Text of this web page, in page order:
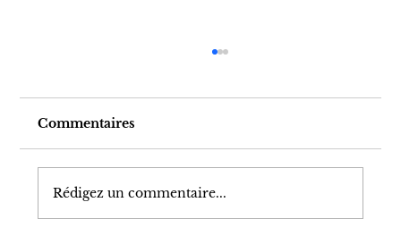
Commentaires
Rédigez un commentaire...